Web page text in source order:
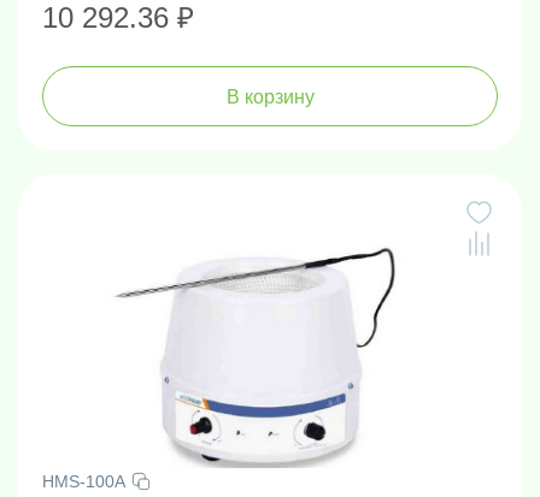
10 292.36 ₽
В корзину
HMS-100A